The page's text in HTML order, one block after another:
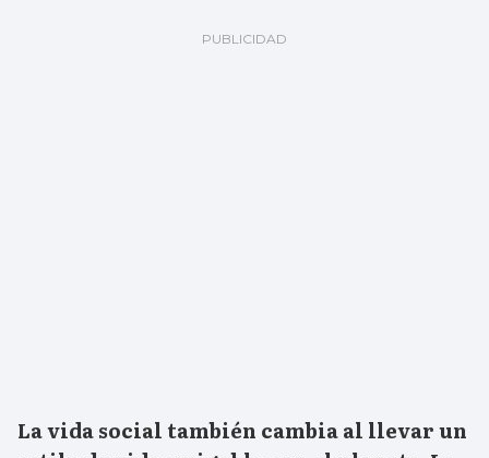
La vida social también cambia al llevar un